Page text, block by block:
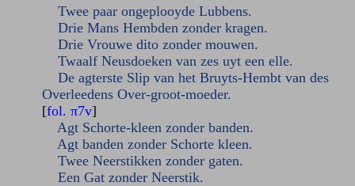
Twee paar ongeplooyde Lubbens.
Drie Mans Hembden zonder kragen.
Drie Vrouwe dito zonder mouwen.
Twaalf Neusdoeken van zes uyt een elle.
De agterste Slip van het Bruyts-Hembt van des
Overleedens Over-groot-moeder.
[fol. π7v]
Agt Schorte-kleen zonder banden.
Agt banden zonder Schorte kleen.
Twee Neerstikken zonder gaten.
Een Gat zonder Neerstik.